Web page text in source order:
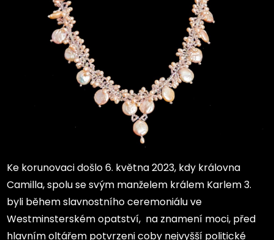
Ke korunovaci došlo 6. května 2023, kdy královna
Camilla, spolu se svým manželem králem Karlem 3.
byli během slavnostního ceremoniálu ve
Westminsterském opatství, na znamení moci, před
hlavním oltářem potvrzeni coby nejvyšší politické